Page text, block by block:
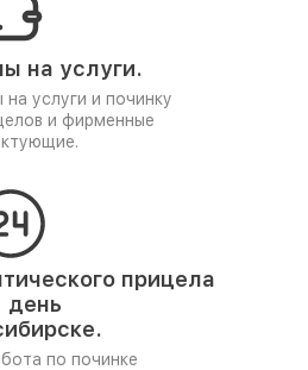
на услуги.
услуги и починку
и фирменные
прицела
день
по починке